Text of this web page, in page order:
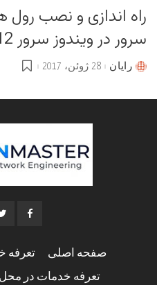
راه اندازی و نصب
سرور در ویندوز سرور 2012
Postedرایان 28 ژوئن، 2017
صفحه اصلی تعرفه
تعرفه خدمات در محل